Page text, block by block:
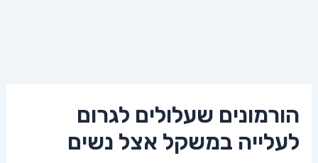
הורמונים שעלולים לגרום
לעלייה במשקל אצל נשים